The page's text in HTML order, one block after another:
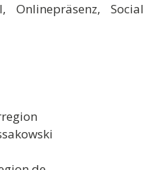
Onlinepräsenz, Social